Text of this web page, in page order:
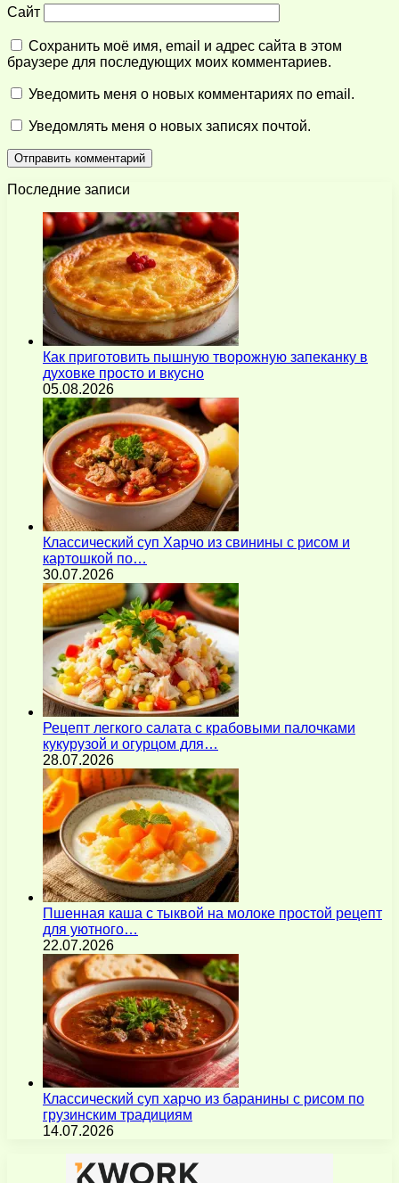
Сайт
Сохранить моё имя, email и адрес сайта в этом
браузере для последующих моих комментариев.
Уведомить меня о новых комментариях по email.
Уведомлять меня о новых записях почтой.
Последние записи
Как приготовить пышную творожную запеканку в
духовке просто и вкусно
05.08.2026
Классический суп Харчо из свинины с рисом и
картошкой по…
30.07.2026
Рецепт легкого салата с крабовыми палочками
кукурузой и огурцом для…
28.07.2026
Пшенная каша с тыквой на молоке простой рецепт
для уютного…
22.07.2026
Классический суп харчо из баранины с рисом по
грузинским традициям
14.07.2026